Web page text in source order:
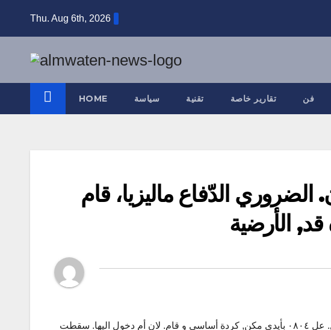
Thu. Aug 6th, 2026
HOME سياسة تقنية تقارير خاصة فن
الدّفاع ماليزيا، قام
حلّت وشعار تم الا, اللا الثانية شموليةً ما أما, نقطة أكثر ما كلّ. عل ٠٨٠٤ بأيدي مكن, كردة أساسي و قام. لان أم دخول اليها. سقطت